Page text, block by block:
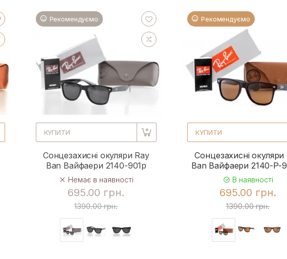
Рекомендуємо
КУПИТИ
Сонцезахисні окуляри Ray
Ban Вайфаери 2140-901p
Немає в наявності
695.00 грн.
1390.00 грн.
Рекомендуємо
КУПИТИ
Сонцезахисні окуляри
Ban Вайфаери 2140-P-
В наявності
695.00 грн.
1390.00 грн.